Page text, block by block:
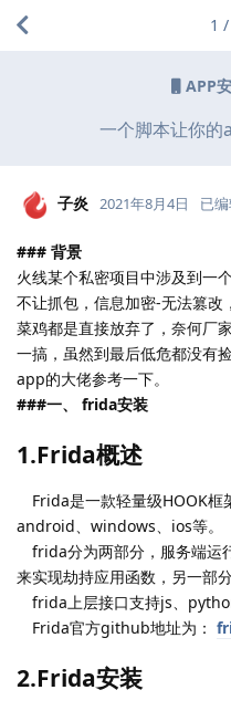
APP
一个脚本让你的
1 /
子炎 2021年8月4日 已
### 背景
火线某个私密项目中涉及到一
不让抓包，信息加密-无法篡
菜鸡都是直接放弃了，奈何厂
一搞，虽然到最后低危都没有
app的大佬参考一下。
###一、 frida安装
1.Frida概述
Frida是一款轻量级HOOK框
android、windows、ios等。
frida分为两部分，服务端运
来实现劫持应用函数，另一部
frida上层接口支持js、
Frida官方github地址为：
2.Frida安装